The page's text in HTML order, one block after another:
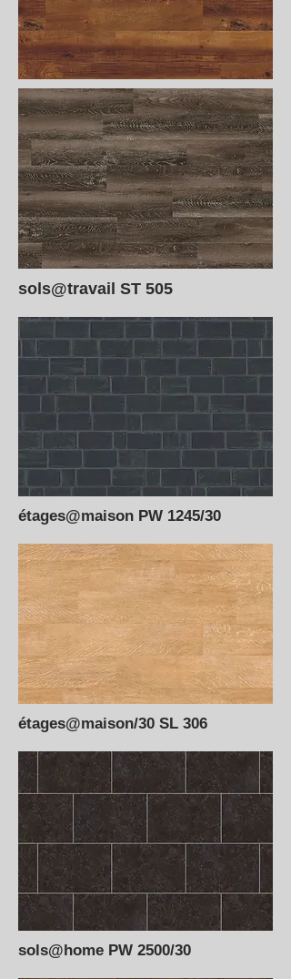
sols@travail ST 505
étages@maison PW 1245/30
étages@maison/30 SL 306
sols@home PW 2500/30